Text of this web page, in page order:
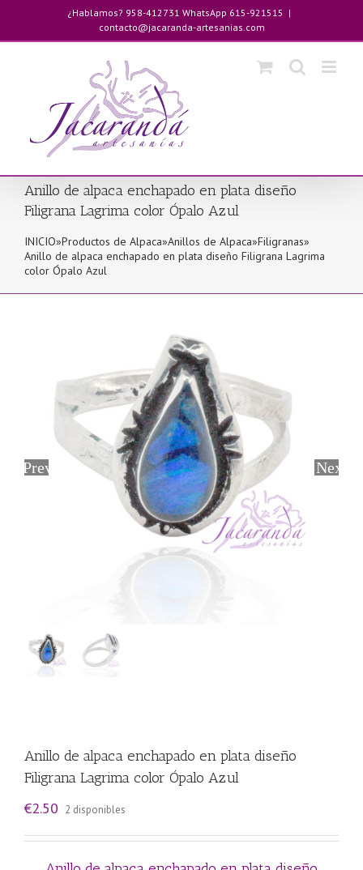
contenido
¿Hablamos? 958-412731 WhatsApp 615-921515 |
contacto@jacaranda-artesanias.com
Anillo de alpaca enchapado en plata diseño
Filigrana Lagrima color Ópalo Azul
INICIO»Productos de Alpaca»Anillos de Alpaca»Filigranas»
Anillo de alpaca enchapado en plata diseño Filigrana Lagrima
color Ópalo Azul
Previous Next
Anillo de alpaca enchapado en plata diseño
Filigrana Lagrima color Ópalo Azul
€2.50 2 disponibles